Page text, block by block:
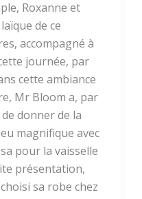
Roxanne et
de ce
accompagné à
journée, par
cette ambiance
Mr Bloom a, par
donner de la
magnifique avec
pour la vaisselle
présentation,
sa robe chez